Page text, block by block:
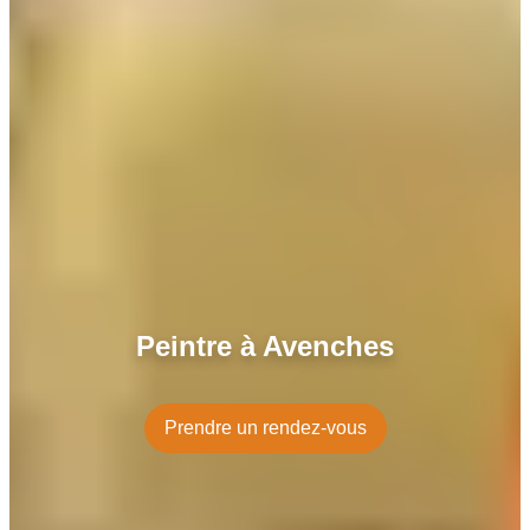
Peintre à Avenches
Prendre un rendez-vous